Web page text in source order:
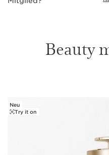
Beauty
WEITER ZUM INHALT
Neu
Try it on